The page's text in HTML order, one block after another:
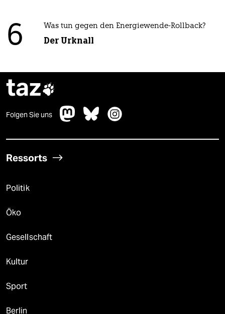
6 Was tun gegen den Energiewende-Rollback?
Der Urknall
taz
Folgen Sie uns
Ressorts
Politik
Öko
Gesellschaft
Kultur
Sport
Berlin